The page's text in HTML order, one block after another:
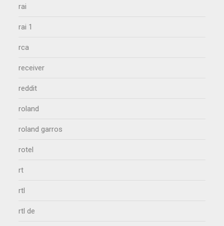
rai
rai 1
rca
receiver
reddit
roland
roland garros
rotel
rt
rtl
rtl de